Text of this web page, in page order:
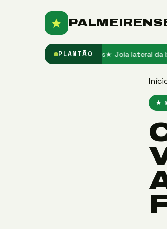
★
PLANTÃO
no Palmeiras★ Joia lateral da base do
★